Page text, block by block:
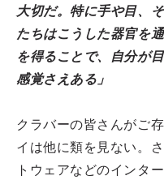
大切だ。特に手や目、
たちはこうした器官を
を得ることで、自分が
感覚さえある」
クラバーの皆さんがご
イは他に類を見ない。
トウェアなどのインタ